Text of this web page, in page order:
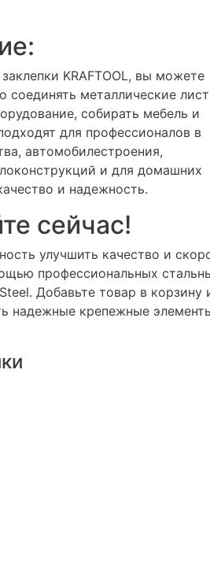
KRAFTOOL, вы можете
соединять металлические
собирать мебель и
для профессионалов в
автомобилестроения,
и для домашних
и надежность.
сейчас!
улучшить качество и
профессиональных
Добавьте товар в корзину
надежные крепежные